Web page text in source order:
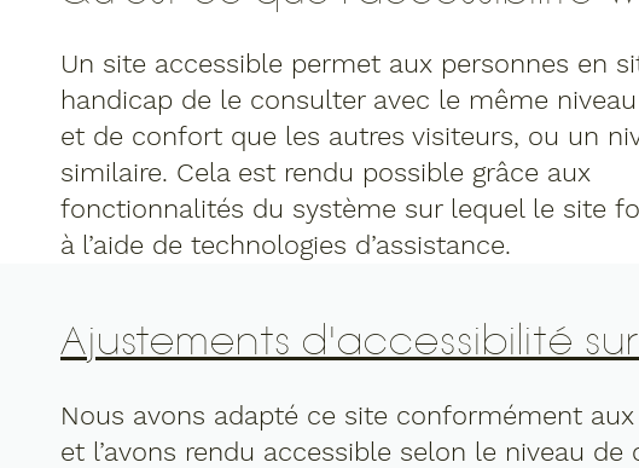
Un site accessible permet aux personnes en
handicap de le consulter avec le même
et de confort que les autres visiteurs, ou un
similaire. Cela est rendu possible grâce aux
fonctionnalités du système sur lequel le site
à l’aide de technologies d’assistance.
Ajustements d'accessibilité
Nous avons adapté ce site conformément aux
et l’avons rendu accessible selon le niveau de